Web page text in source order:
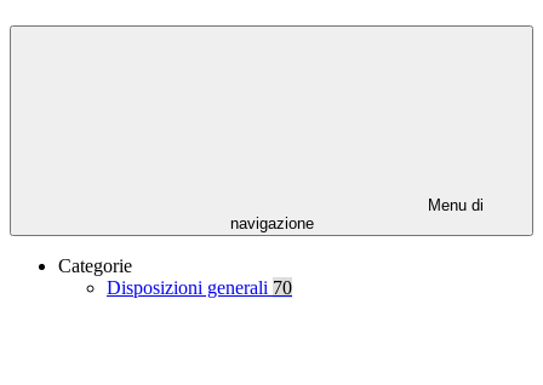
Menu di
navigazione
Categorie
Disposizioni generali 70